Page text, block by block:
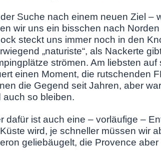
Suche nach einem neuen Ziel –
wir uns ein bisschen nach
steckt uns immer noch in den
„naturiste“, als Nackerte
strömen. Am liebsten
einen Moment, die rutschenden
die Gegend seit Jahren, aber
auch so bleiben.
dafür ist auch eine – vorläufige –
wird, je schneller müssen wir
geliebäugelt, die Provence